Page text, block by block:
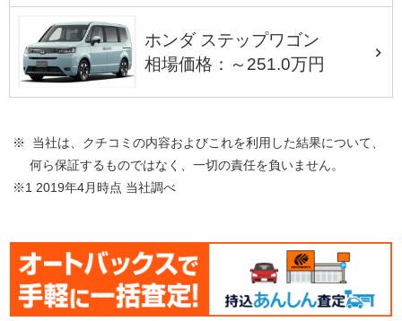
ホンダ ステップワゴン
相場価格：～251.0万円
※ 当社は、クチコミの内容およびこれを利用した結果について、
何ら保証するものではなく、一切の責任を負いません。
※1 2019年4月時点 当社調べ